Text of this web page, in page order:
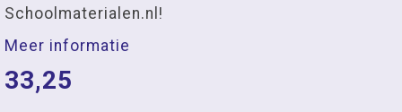
Schoolmaterialen.nl!
Meer informatie
33,25